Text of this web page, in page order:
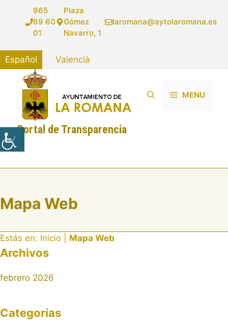
contenido
965
69 60
01
Plaza
Gómez
Navarro, 1
laromana@aytolaromana.es
Español Valencià
MENU
Portal de Transparencia
Mapa Web
Estás en: Inicio Mapa Web
Archivos
febrero 2026
Categorías